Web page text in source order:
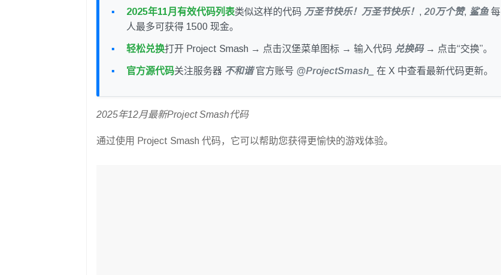
2025年11月有效代码列表类似这样的代码 万圣节快乐！万圣节快乐！ , 20万个赞, 鲨鱼每
人最多可获得 1500 现金。
轻松兑换打开 Project Smash → 点击汉堡菜单图标 → 输入代码 兑换码→ 点击“交换”。
官方源代码关注服务器 不和谐官方账号 @ProjectSmash_ 在 X 中查看最新代码更新。
2025年12月最新Project Smash代码
通过使用 Project Smash 代码，它可以帮助您获得更愉快的游戏体验。